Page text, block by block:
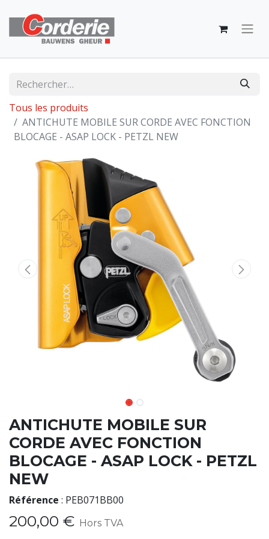
Tous les produits
ANTICHUTE MOBILE SUR CORDE AVEC FONCTION
BLOCAGE - ASAP LOCK - PETZL NEW
ANTICHUTE MOBILE SUR
CORDE AVEC FONCTION
BLOCAGE - ASAP LOCK - PETZL
NEW
Référence : PEB071BB00
200,00 € Hors TVA